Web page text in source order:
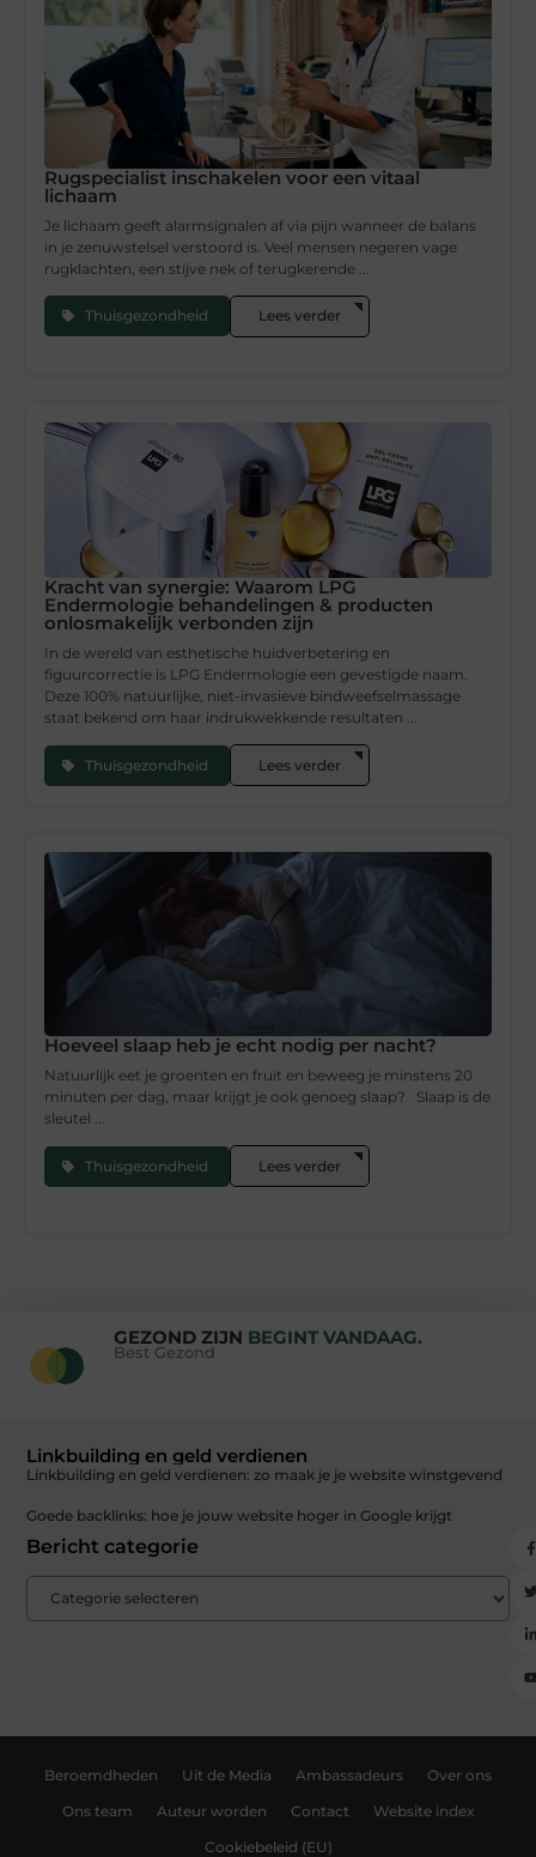
Rugspecialist inschakelen voor een vitaal
lichaam
Je lichaam geeft alarmsignalen af via pijn wanneer de balans
in je zenuwstelsel verstoord is. Veel mensen negeren vage
rugklachten, een stijve nek of terugkerende ...
Thuisgezondheid Lees verder
Kracht van synergie: Waarom LPG
Endermologie behandelingen & producten
onlosmakelijk verbonden zijn
In de wereld van esthetische huidverbetering en
figuurcorrectie is LPG Endermologie een gevestigde naam.
Deze 100% natuurlijke, niet-invasieve bindweefselmassage
staat bekend om haar indrukwekkende resultaten ...
Thuisgezondheid Lees verder
Hoeveel slaap heb je echt nodig per nacht?
Natuurlijk eet je groenten en fruit en beweeg je minstens 20
minuten per dag, maar krijgt je ook genoeg slaap? Slaap is de
sleutel ...
Thuisgezondheid Lees verder
GEZOND ZIJN BEGINT VANDAAG.
Best Gezond
Linkbuilding en geld verdienen
Linkbuilding en geld verdienen: zo maak je je website winstgevend
Goede backlinks: hoe je jouw website hoger in Google krijgt
Bericht categorie
Beroemdheden Uit de Media Ambassadeurs Over ons
Ons team Auteur worden Contact Website index
Cookiebeleid (EU)